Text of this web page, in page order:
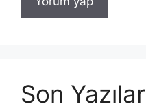
Son Yazılar